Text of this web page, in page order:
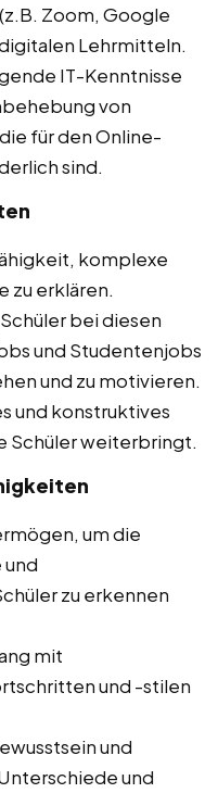
Zoom, Google
Lehrmitteln.
IT-Kenntnisse
von
für den Online-
sind.
komplexe
zu erklären.
bei diesen
und Studentenjobs
und zu motivieren.
und konstruktives
Schüler weiterbringt.
um die
zu erkennen
mit
und -stilen
und
und